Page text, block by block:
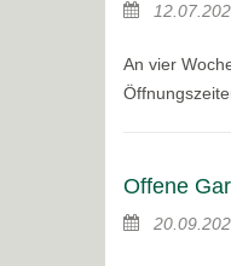
An vier
Offene